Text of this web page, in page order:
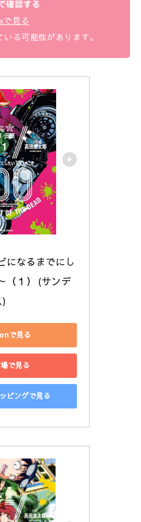
確認する
で見る
る可能性があります。
になるまでにし
（１） (サンデ
で見る
で見る
ピングで見る